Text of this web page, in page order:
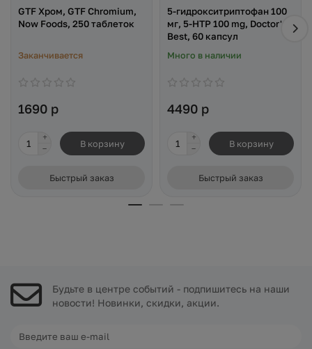
GTF Хром, GTF Chromium,
Now Foods, 250 таблеток
Заканчивается
1690 р
В корзину
Быстрый заказ
5-гидрокситриптофан 100
мг, 5-HTP 100 mg, Doctor's
Best, 60 капсул
Много в наличии
4490 р
В корзину
Быстрый заказ
Будьте в центре событий - подпишитесь на наши
новости! Новинки, скидки, акции.